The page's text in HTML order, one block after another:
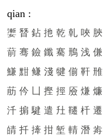
qian :
嬱 朁 鉆 扡 乾 乹 唊 脥
葥 骞 鐱 鑯 騫 鳽 浅 傔
鰜 黚 鳒 淺 犍 偂 靬 雃
荕 仱 摼 挳 厱 熑 燫
汘 掮 騝 遣 圱 韆 杄 遷
皘 扦 撁 拑 堑 輤 潛 歬